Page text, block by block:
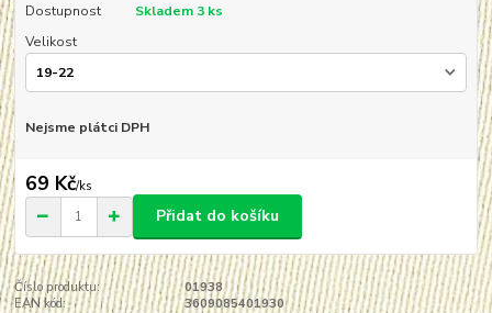
Dostupnost
Skladem 3 ks
Velikost
Nejsme plátci DPH
69 Kč/ks
Přidat do košíku
Číslo produktu:
01938
EAN kód:
3609085401930